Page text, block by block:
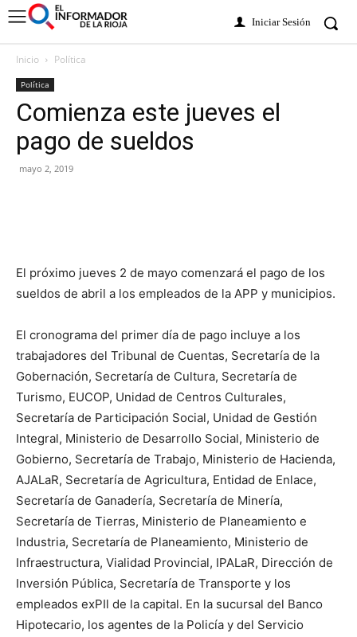
Iniciar Sesión
Inicio Política
Política
Comienza este jueves el
pago de sueldos
mayo 2, 2019
El próximo jueves 2 de mayo comenzará el pago de los
sueldos de abril a los empleados de la APP y municipios.
El cronograma del primer día de pago incluye a los
trabajadores del Tribunal de Cuentas, Secretaría de la
Gobernación, Secretaría de Cultura, Secretaría de
Turismo, EUCOP, Unidad de Centros Culturales,
Secretaría de Participación Social, Unidad de Gestión
Integral, Ministerio de Desarrollo Social, Ministerio de
Gobierno, Secretaría de Trabajo, Ministerio de Hacienda,
AJALaR, Secretaría de Agricultura, Entidad de Enlace,
Secretaría de Ganadería, Secretaría de Minería,
Secretaría de Tierras, Ministerio de Planeamiento e
Industria, Secretaría de Planeamiento, Ministerio de
Infraestructura, Vialidad Provincial, IPALaR, Dirección de
Inversión Pública, Secretaría de Transporte y los
empleados exPIl de la capital. En la sucursal del Banco
Hipotecario, los agentes de la Policía y del Servicio